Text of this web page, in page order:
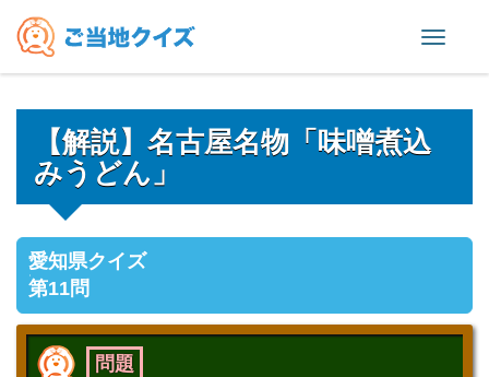
Toggle
【解説】名古屋名物「味噌煮込
みうどん」
愛知県クイズ
第11問
問題